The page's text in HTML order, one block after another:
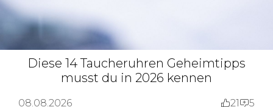
Diese 14 Taucheruhren Geheimtipps
musst du in 2026 kennen
08.08.2026 21 5